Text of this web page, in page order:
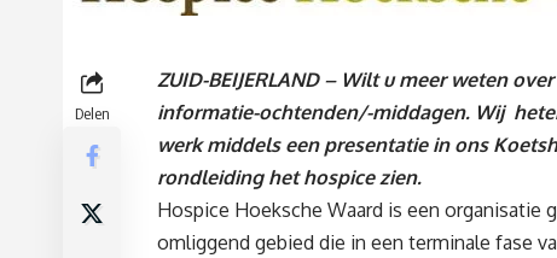
Delen
ZUID-BEIJERLAND – Wilt u meer weten
informatie-ochtenden/-middagen. Wij
werk middels een presentatie in ons
rondleiding het hospice zien.
Hospice Hoeksche Waard is een organisatie
omliggend gebied die in een terminale fase